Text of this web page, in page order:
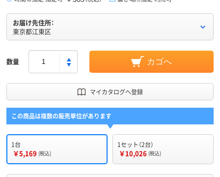
お届け先住所：
東京都江東区
数量 カゴへ
マイカタログへ登録
この商品は複数の販売単位があります
1台
￥5,169 (税込)
1セット（2台）
￥10,026 (税込)